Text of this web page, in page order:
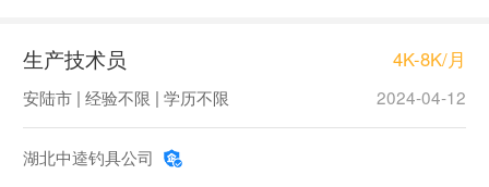
生产技术员 4K-8K/月
安陆市 | 经验不限 | 学历不限 2024-04-12
湖北中逵钓具公司